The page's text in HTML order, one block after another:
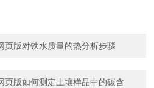
页版对铁水质量的热分析步骤
页版如何测定土壤样品中的碳含